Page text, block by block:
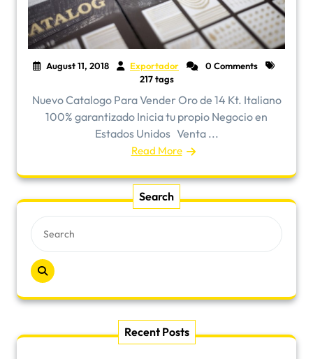
August 11, 2018 Exportador
0 Comments
217 tags
Nuevo Catalogo Para Vender Oro de 14 Kt. Italiano
100% garantizado Inicia tu propio Negocio en
Estados Unidos Venta ...
Read More
Search
Recent Posts